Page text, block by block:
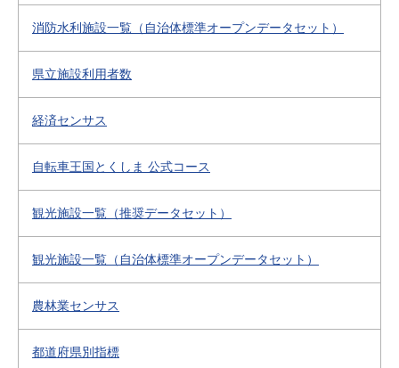
消防水利施設一覧（自治体標準オープンデータセット）
県立施設利用者数
経済センサス
自転車王国とくしま 公式コース
観光施設一覧（推奨データセット）
観光施設一覧（自治体標準オープンデータセット）
農林業センサス
都道府県別指標